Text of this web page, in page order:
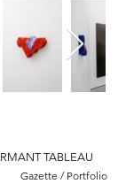
TABLEAU
Gazette / Portfolio